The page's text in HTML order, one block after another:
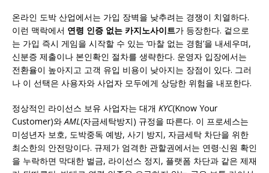
온라인 도박 산업에서는 가입 장벽을 낮추려는 경쟁이 치열하다.
이런 맥락에서 연령 인증 없는 카지노사이트가 등장한다. 겉으로
는 가입 즉시 게임을 시작할 수 있는 ‘마찰 없는 경험’을 내세우며,
신분증 제출이나 본인확인 절차를 생략한다. 운영자 입장에서는
전환율이 높아지고 고객 유입 비용이 낮아지는 장점이 있다. 그러
나 이 선택은 사용자와 사업자 모두에게 상당한 위험을 내포한다.
정상적인 라이선스 보유 사업자는 대개 KYC(Know Your
Customer)와AML(자금세탁방지) 규정을 따른다. 이 프로세스는
미성년자 보호, 도박중독 예방, 사기 방지, 자금세탁 차단을 위한
최소한의 안전망이다. 규제가 엄격한 관할권에서는 연령·신원 확인
을 누락하면 막대한 벌금, 라이선스 정지, 플랫폼 차단과 같은 제재